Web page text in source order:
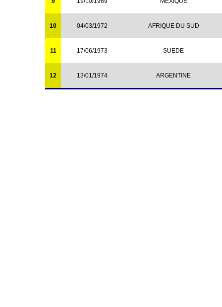
10 04/03/1972 AFRIQUE DU SUD
11 17/06/1973 SUEDE
12 13/01/1974 ARGENTINE